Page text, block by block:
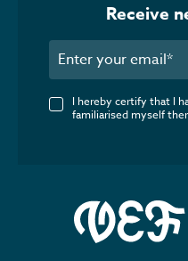
Receive
I hereby certify that I
familiarised myself